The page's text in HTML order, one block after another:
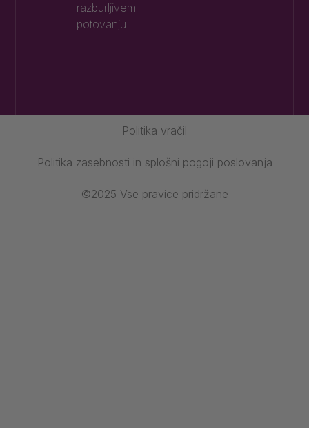
razburljivem
potovanju!
Politika vračil
Politika zasebnosti in splošni pogoji poslovanja
©2025 Vse pravice pridržane